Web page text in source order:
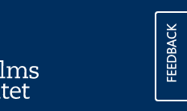
FEEDBACK